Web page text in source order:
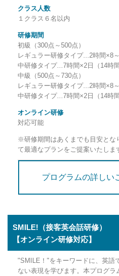
クラス人数
１クラス６名以内
研修期間
初級（300点～500点）
レギュラー研修タイプ...2時間×8
中研修タイプ...7時間×2日（14時間
中級（500点～730点）
レギュラー研修タイプ...2時間×8
中研修タイプ...7時間×2日（14時間
オンライン研修
対応可能
※研修期間はあくまでも目安とな
て最適なプランをご提案いたしま
プログラムの詳しい
SMILE!（接客英会話研修）
【オンライン研修対応】
"SMILE！"をキーワードに、英語
ない表現を学びます。本プログラ